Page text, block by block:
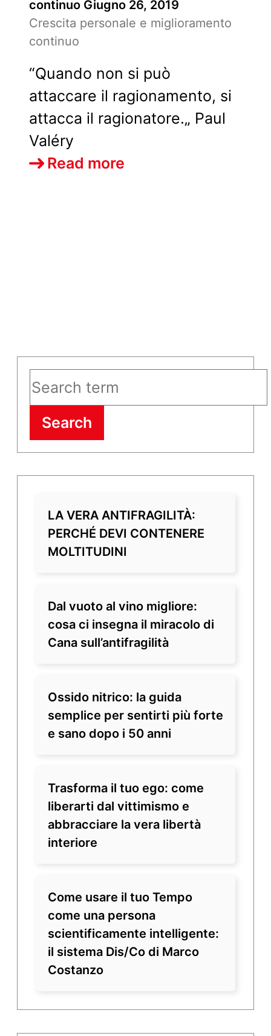
continuo Giugno 26, 2019
Crescita personale e miglioramento
continuo
“Quando non si può
attaccare il ragionamento, si
attacca il ragionatore.„ Paul
Valéry
Read more
Search
LA VERA ANTIFRAGILITÀ:
PERCHÉ DEVI CONTENERE
MOLTITUDINI
Dal vuoto al vino migliore:
cosa ci insegna il miracolo di
Cana sull’antifragilità
Ossido nitrico: la guida
semplice per sentirti più forte
e sano dopo i 50 anni
Trasforma il tuo ego: come
liberarti dal vittimismo e
abbracciare la vera libertà
interiore
Come usare il tuo Tempo
come una persona
scientificamente intelligente:
il sistema Dis/Co di Marco
Costanzo